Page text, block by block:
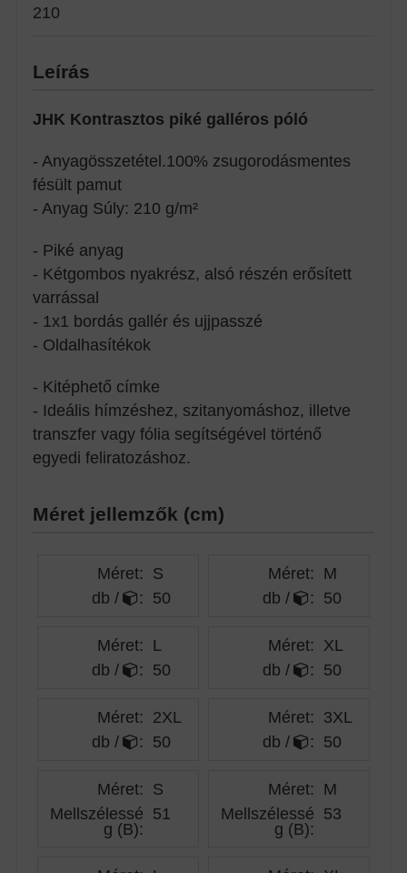
210
Leírás
JHK Kontrasztos piké galléros póló
- Anyagösszetétel.100% zsugorodásmentes
fésült pamut
- Anyag Súly: 210 g/m²
- Piké anyag
- Kétgombos nyakrész, alsó részén erősített
varrással
- 1x1 bordás gallér és ujjpasszé
- Oldalhasítékok
- Kitéphető címke
- Ideális hímzéshez, szitanyomáshoz, illetve
transzfer vagy fólia segítségével történő
egyedi feliratozáshoz.
Méret jellemzők (cm)
Méret: S
db /
: 50
Méret: M
db /
: 50
Méret: L
db /
: 50
Méret: XL
db /
: 50
Méret: 2XL
db /
: 50
Méret: 3XL
db /
: 50
Méret: S
Mellszélessé
g (B):
51
Méret: M
Mellszélessé
g (B):
53